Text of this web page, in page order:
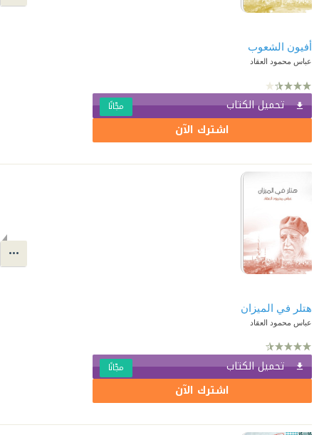
أفيون الشعوب
عباس محمود العقاد
تحميل الكتاب مجّانًا
اشترك الآن
هتلر في الميزان
عباس محمود العقاد
تحميل الكتاب مجّانًا
اشترك الآن